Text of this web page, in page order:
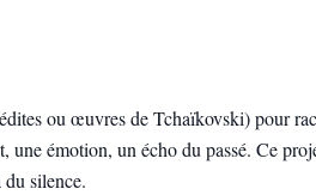
ou œuvres de Tchaïkovski) pour
émotion, un écho du passé. Ce
silence.